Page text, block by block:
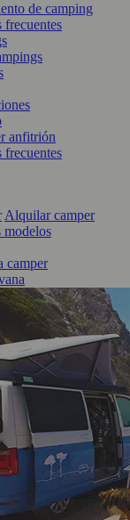
de camping
frecuentes
anfitrión
frecuentes
Alquilar camper
modelos
camper